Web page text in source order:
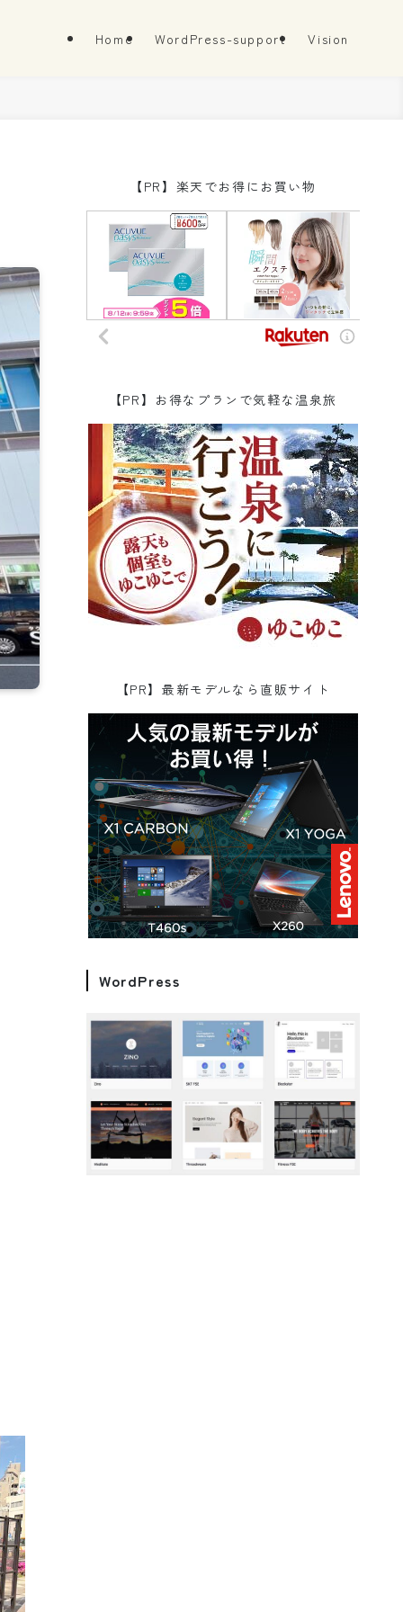
Home WordPress-support Vision
【PR】楽天でお得にお買い物
【PR】お得なプランで気軽な温泉旅
【PR】最新モデルなら直販サイト
WordPress